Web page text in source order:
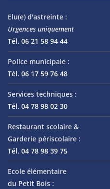
Elu(e) d'astreinte :
Urgences uniquement
Tél. 06 21 58 94 44
Police municipale :
Tél. 06 17 59 76 48
Services techniques :
Tél. 04 78 98 02 30
Restaurant scolaire &
Garderie périscolaire :
Tél. 04 78 98 39 75
Ecole élémentaire
du Petit Bois :